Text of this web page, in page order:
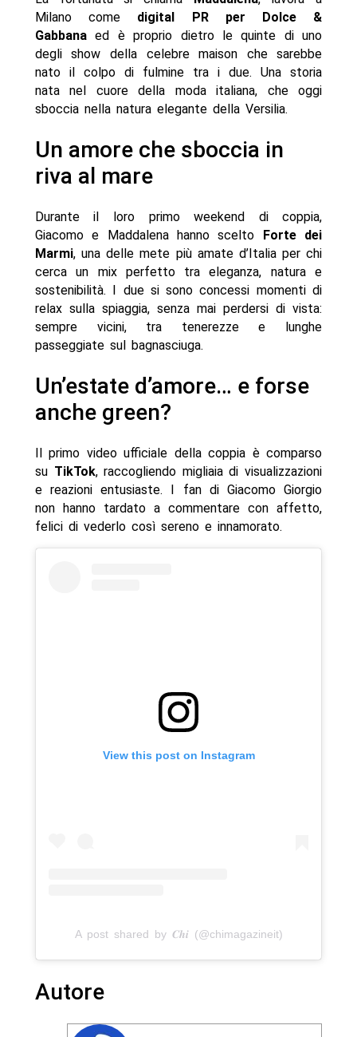
Milano come digital PR per Dolce &
Gabbanaed è proprio dietro le quinte di uno
degli show della celebre maison che sarebbe
nato il colpo di fulmine tra i due. Una storia
nata nel cuore della moda italiana, che oggi
sboccia nella natura elegante della Versilia.
Un amore che sboccia in
riva al mare
Durante il loro primo weekend di coppia,
Giacomo e Maddalena hanno scelto Forte dei
Marmi, una delle mete più amate d’Italia per chi
cerca un mix perfetto tra eleganza, natura e
sostenibilità. I due si sono concessi momenti di
relax sulla spiaggia, senza mai perdersi di vista:
sempre vicini, tra tenerezze e lunghe
passeggiate sul bagnasciuga.
Un’estate d’amore… e forse
anche green?
Il primo video ufficiale della coppia è comparso
su TikTok, raccogliendo migliaia di visualizzazioni
e reazioni entusiaste. I fan di Giacomo Giorgio
non hanno tardato a commentare con affetto,
felici di vederlo così sereno e innamorato.
View this post on Instagram
A post shared by 𝑪𝒉𝒊 (@chimagazineit)
Autore